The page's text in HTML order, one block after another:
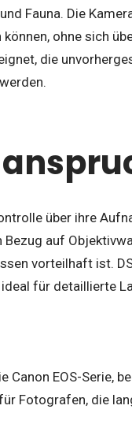
Fauna. Die
ohne sich
die
über ihre
auf
vorteilhaft ist.
für detaillierte
Canon EOS-Serie,
Fotografen, die